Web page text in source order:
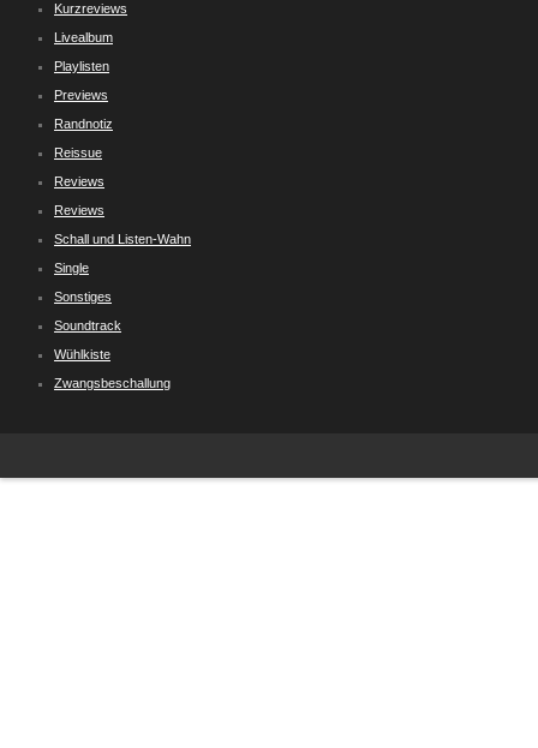
Kurzreviews
Livealbum
Playlisten
Previews
Randnotiz
Reissue
Reviews
Reviews
Schall und Listen-Wahn
Single
Sonstiges
Soundtrack
Wühlkiste
Zwangsbeschallung